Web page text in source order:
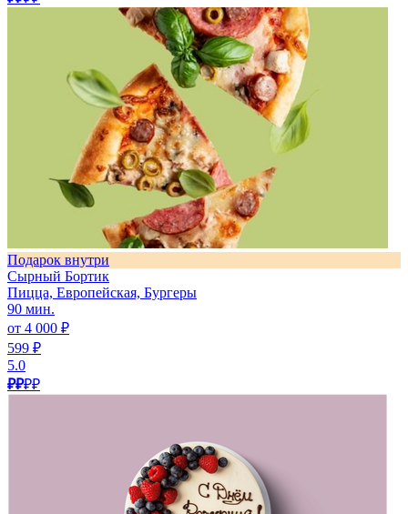
Подарок внутри
Сырный Бортик
Пицца, Европейская, Бургеры
90 мин.
от 4 000 ₽
599 ₽
5.0
₽₽₽₽